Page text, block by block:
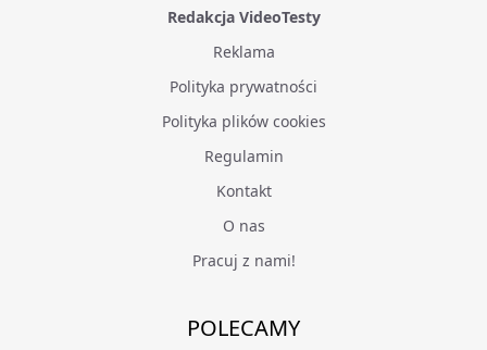
Redakcja VideoTesty
Reklama
Polityka prywatności
Polityka plików cookies
Regulamin
Kontakt
O nas
Pracuj z nami!
POLECAMY